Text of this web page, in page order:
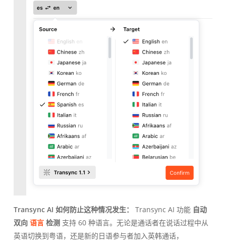
Transync AI 如何防止这种情况发生： Transync AI 功能 自动
双向 语言检测支持 60 种语言。无论是通话者在说话过程中从
英语切换到粤语，还是新的日语参与者加入英韩通话，